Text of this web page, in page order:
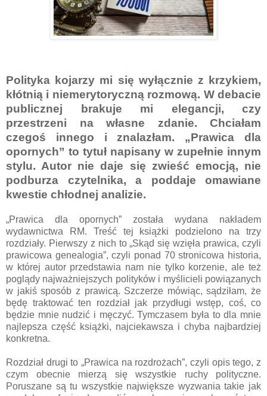
Polityka kojarzy mi się wyłącznie z krzykiem,
kłótnią i niemerytoryczną rozmową. W debacie
publicznej brakuje mi elegancji, czy
przestrzeni na własne zdanie. Chciałam
czegoś innego i znalazłam. „Prawica dla
opornych” to tytuł napisany w zupełnie innym
stylu. Autor nie daje się zwieść emocją, nie
podburza czytelnika, a poddaje omawiane
kwestie chłodnej analizie.
„Prawica dla opornych” została wydana nakładem
wydawnictwa RM. Treść tej książki podzielono na trzy
rozdziały. Pierwszy z nich to „Skąd się wzięła prawica, czyli
prawicowa genealogia”, czyli ponad 70 stronicowa historia,
w której autor przedstawia nam nie tylko korzenie, ale też
poglądy najważniejszych polityków i myślicieli powiązanych
w jakiś sposób z prawicą. Szczerze mówiąc, sądziłam, że
będę traktować ten rozdział jak przydługi wstęp, coś, co
będzie mnie nudzić i męczyć. Tymczasem była to dla mnie
najlepsza część książki, najciekawsza i chyba najbardziej
konkretna.
Rozdział drugi to „Prawica na rozdrożach”, czyli opis tego, z
czym obecnie mierzą się wszystkie ruchy polityczne.
Poruszane są tu wszystkie największe wyzwania takie jak